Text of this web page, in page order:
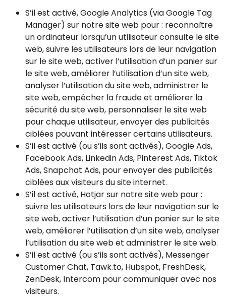
S’il est activé, Google Analytics (via Google Tag
Manager) sur notre site web pour : reconnaître
un ordinateur lorsqu’un utilisateur consulte le site
web, suivre les utilisateurs lors de leur navigation
sur le site web, activer l’utilisation d’un panier sur
le site web, améliorer l’utilisation d’un site web,
analyser l’utilisation du site web, administrer le
site web, empêcher la fraude et améliorer la
sécurité du site web, personnaliser le site web
pour chaque utilisateur, envoyer des publicités
ciblées pouvant intéresser certains utilisateurs.
S’il est activé (ou s’ils sont activés), Google Ads,
Facebook Ads, Linkedin Ads, Pinterest Ads, Tiktok
Ads, Snapchat Ads, pour envoyer des publicités
ciblées aux visiteurs du site internet.
S’il est activé, Hotjar sur notre site web pour :
suivre les utilisateurs lors de leur navigation sur le
site web, activer l’utilisation d’un panier sur le site
web, améliorer l’utilisation d’un site web, analyser
l’utilisation du site web et administrer le site web.
S’il est activé (ou s’ils sont activés), Messenger
Customer Chat, Tawk.to, Hubspot, FreshDesk,
ZenDesk, Intercom pour communiquer avec nos
visiteurs.